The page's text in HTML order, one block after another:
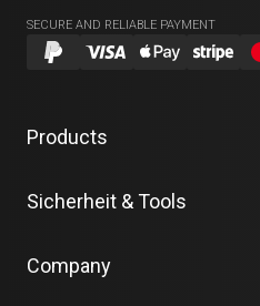
SECURE AND RELIABLE PAYMENT
Products
Sicherheit & Tools
Company